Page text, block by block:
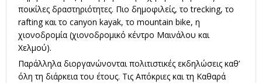
ποικίλες δραστηριότητες. Πιο δημοφιλείς, το trecking, το
rafting και το canyon kayak, το mountain bike, η
χιονοδρομία (χιονοδρομικό κέντρο Μαινάλου και
Χελμού).
Παράλληλα διοργανώνονται πολιτιστικές εκδηλώσεις καθ’
όλη τη διάρκεια του έτους. Τις Απόκριες και τη Καθαρά